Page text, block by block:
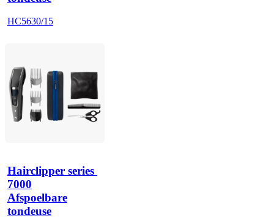
HC5630/15
Hairclipper series
7000
Afspoelbare
tondeuse